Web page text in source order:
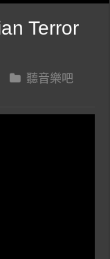
Terror
聽音樂吧